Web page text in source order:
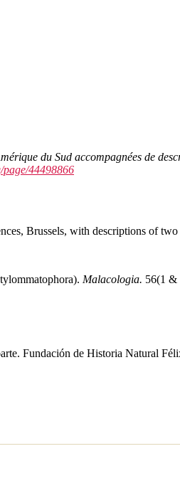
du Sud accompagnées de
44498866
Brussels, with descriptions of
Malacologia. 56(1 &
Fundación de Historia Natural